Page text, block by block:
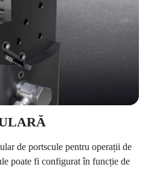
de portscule pentru operații de
poate fi configurat în funcție de